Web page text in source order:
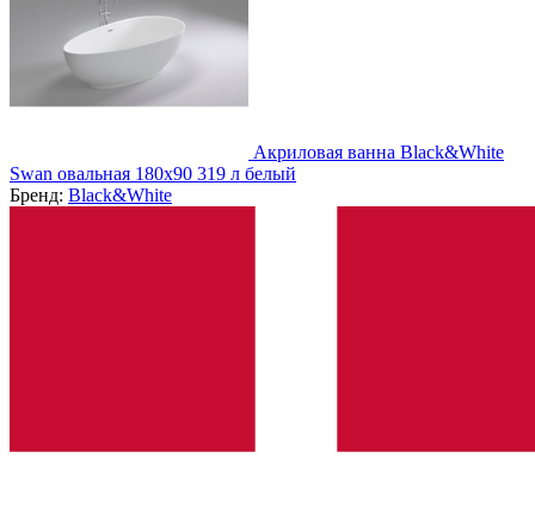
Акриловая ванна Black&White
Swan овальная 180х90 319 л белый
Бренд: Black&White